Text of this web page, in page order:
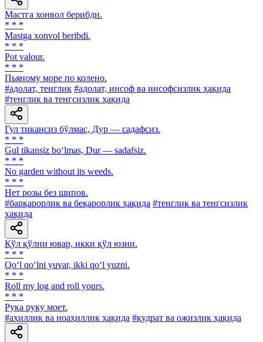
Мастга хонвол берибди.
* * *
Mastga xonvol beribdi.
* * *
Pot valour.
* * *
Пьяному море по колено.
#адолат, тенглик #адолат, инсоф ва инсофсизлик ҳақида
#тенглик ва тенгсизлик ҳақида
Гул тикансиз бўлмас, Дур — садафсиз.
* * *
Gul tikansiz bo‘lmas, Dur — sadafsiz.
* * *
No garden without its weeds.
* * *
Нет розы без шипов.
#барқарорлик ва беқарорлик ҳақида #тенглик ва тенгсизлик
ҳақида
Қўл қўлни ювар, икки қўл юзни.
* * *
Qo‘l qo‘lni yuvar, ikki qo‘l yuzni.
* * *
Roll my log and roll yours.
* * *
Рука руку моет.
#аҳиллик ва ноаҳиллик ҳақида #қудрат ва ожизлик ҳақида